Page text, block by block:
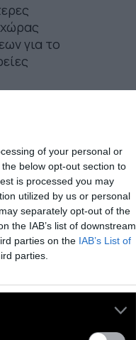
of your personal or
below opt-out section to
is processed you may
utilized by us or personal
separately opt-out of the
the IAB’s list of downstream
parties on the IAB’s List of
parties.
για το